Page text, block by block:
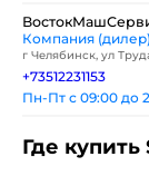
Компания (дилер)
г Челябинск, ул
+73512231153
Пн-Пт с 09:00 до
Где купить